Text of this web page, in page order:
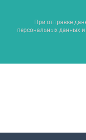
При отправке
персональных данных